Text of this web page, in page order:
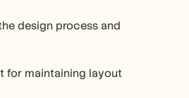
design process and